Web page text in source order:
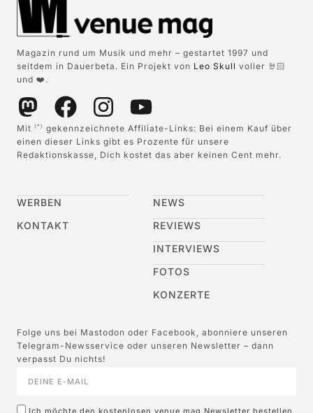
Magazin rund um Musik und mehr – gestartet 1997 und
seitdem in Dauerbeta. Ein Projekt von Leo Skull voller 🤘🏻
und ❤️.
Mit (*)
gekennzeichnete Affiliate-Links: Bei einem Kauf über
einen dieser Links gibt es Prozente für unsere
Redaktionskasse, Dich kostet das aber keinen Cent mehr.
WERBEN
KONTAKT
NEWS
REVIEWS
INTERVIEWS
FOTOS
KONZERTE
Folge uns bei Mastodon oder Facebook, abonniere unseren
Telegram-Newsservice oder unseren Newsletter – dann
verpasst Du nichts!
Ich möchte den kostenlosen venue mag Newsletter bestellen,